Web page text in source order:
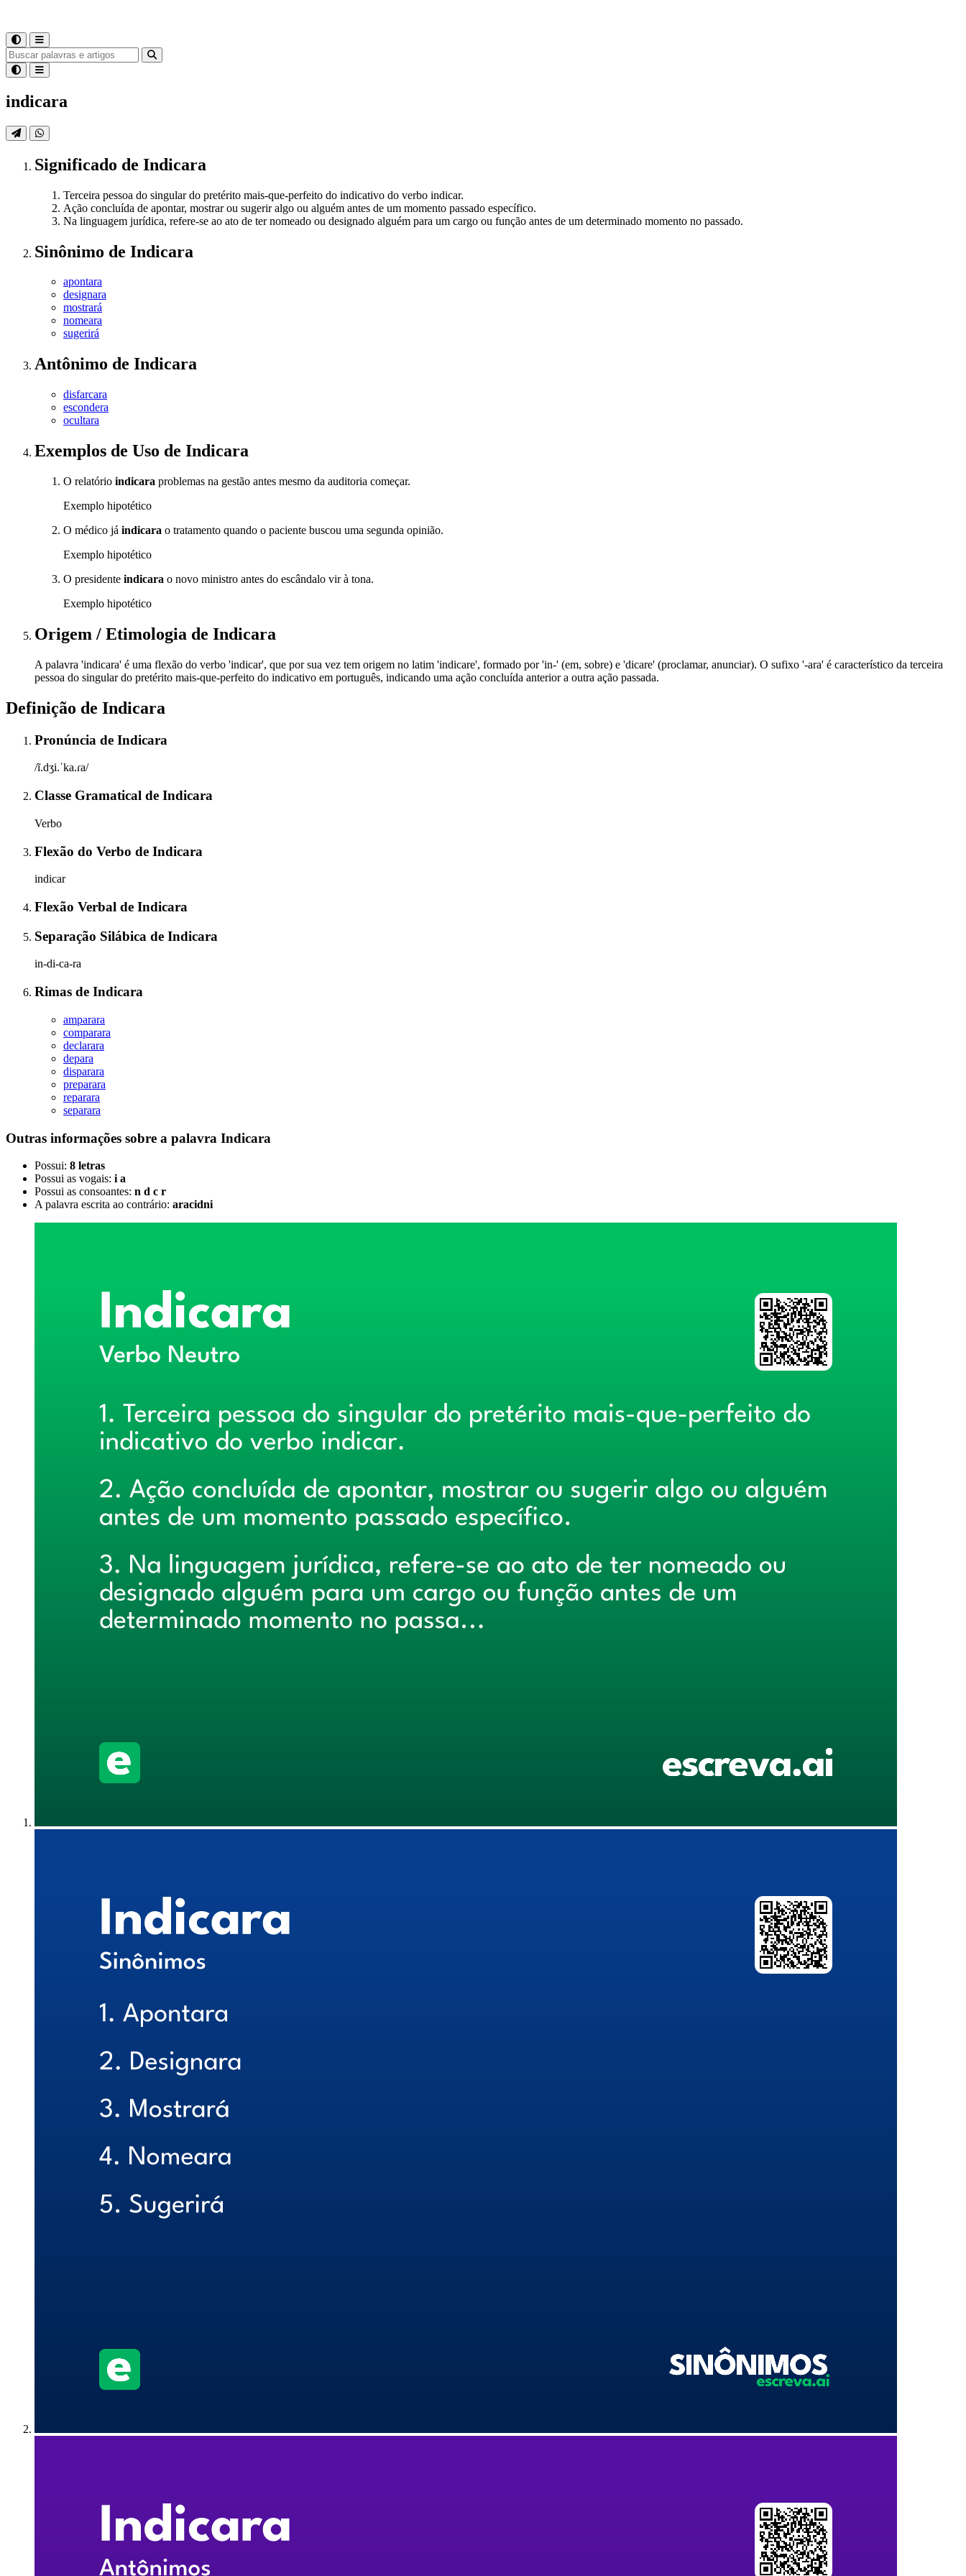
indicara
Significado de Indicara
Terceira pessoa do singular do pretérito mais-que-perfeito do indicativo do verbo indicar.
Ação concluída de apontar, mostrar ou sugerir algo ou alguém antes de um momento passado específico.
Na linguagem jurídica, refere-se ao ato de ter nomeado ou designado alguém para um cargo ou função antes de um determinado momento no passado.
Sinônimo de Indicara
apontara
designara
mostrará
nomeara
sugerirá
Antônimo de Indicara
disfarcara
escondera
ocultara
Exemplos de Uso de Indicara
O relatório indicara problemas na gestão antes mesmo da auditoria começar.
Exemplo hipotético
O médico já indicara o tratamento quando o paciente buscou uma segunda opinião.
Exemplo hipotético
O presidente indicara o novo ministro antes do escândalo vir à tona.
Exemplo hipotético
Origem / Etimologia de Indicara
A palavra 'indicara' é uma flexão do verbo 'indicar', que por sua vez tem origem no latim 'indicare', formado por 'in-' (em, sobre) e 'dicare' (proclamar, anunciar). O sufixo '-ara' é característico da terceira
pessoa do singular do pretérito mais-que-perfeito do indicativo em português, indicando uma ação concluída anterior a outra ação passada.
Definição de Indicara
Pronúncia de Indicara
/ĩ.dʒi.ˈka.ɾa/
Classe Gramatical de Indicara
Verbo
Flexão do Verbo de Indicara
indicar
Flexão Verbal de Indicara
Separação Silábica de Indicara
in-di-ca-ra
Rimas de Indicara
amparara
comparara
declarara
depara
disparara
preparara
reparara
separara
Outras informações sobre a palavra Indicara
Possui: 8 letras
Possui as vogais: i a
Possui as consoantes: n d c r
A palavra escrita ao contrário: aracidni